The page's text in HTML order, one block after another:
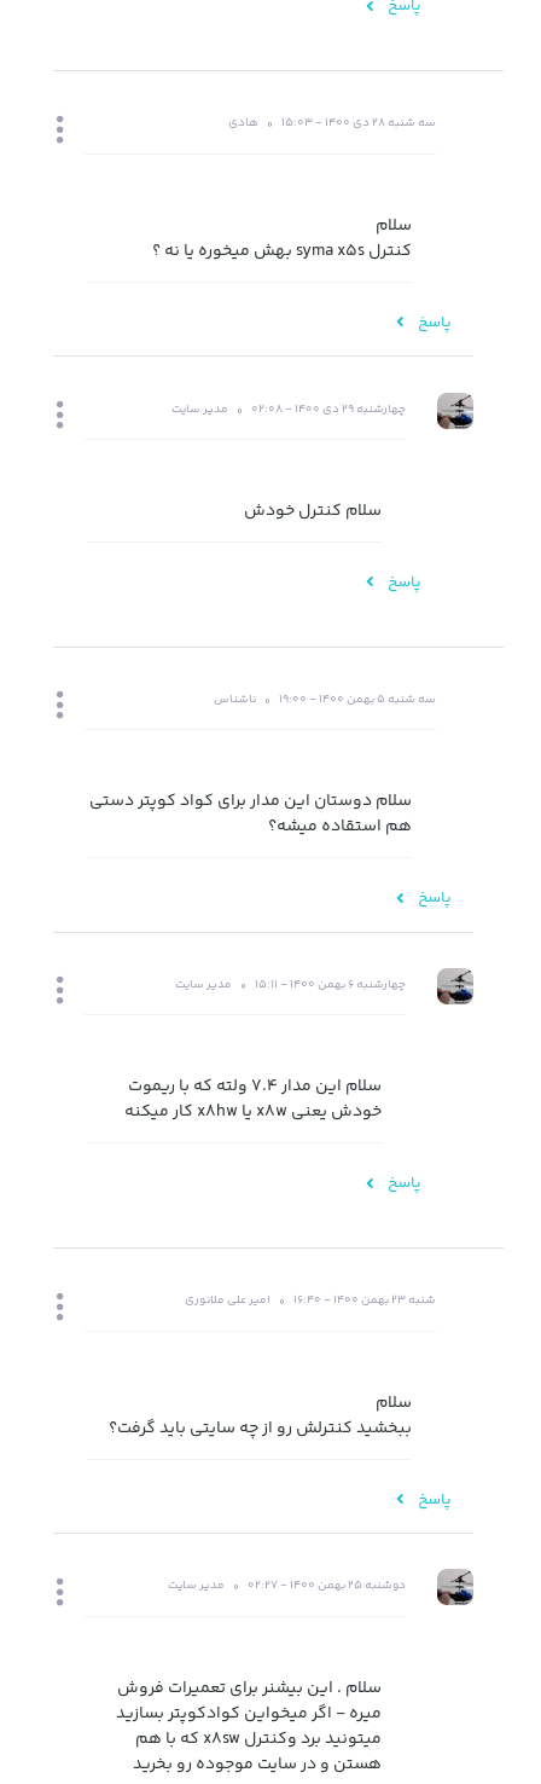
پاسخ
سه شنبه 28 دی 1400 - 15:03 هادی
سلام
کنترل syma x5s بهش میخوره یا نه ؟
پاسخ
چهارشنبه 29 دی 1400 - 02:08 مدیر سایت
سلام کنترل خودش
پاسخ
سه شنبه 5 بهمن 1400 - 19:00 ناشناس
سلام دوستان این مدار برای کواد کوپتر دستی
هم استقاده میشه؟
پاسخ
چهارشنبه 6 بهمن 1400 - 15:11 مدیر سایت
سلام این مدار 7.4 ولته که با ریموت
خودش یعنی x8w یا x8hw کار میکنه
پاسخ
شنبه 23 بهمن 1400 - 16:40 امیر علی ملانوری
سلام
ببخشید کنترلش رو از چه سایتی باید گرفت؟
پاسخ
دوشنبه 25 بهمن 1400 - 02:27 مدیر سایت
سلام . این بیشنر برای تعمیرات فروش
میره - اگر میخواین کوادکوپتر بسازید
میتونید برد وکنترل x8sw که با هم
هستن و در سایت موجوده رو بخرید